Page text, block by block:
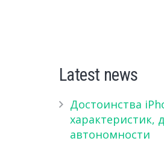
Latest news
Достоинства
характеристик,
автономности